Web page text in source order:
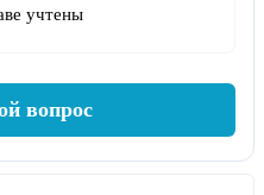
учтены
вопрос